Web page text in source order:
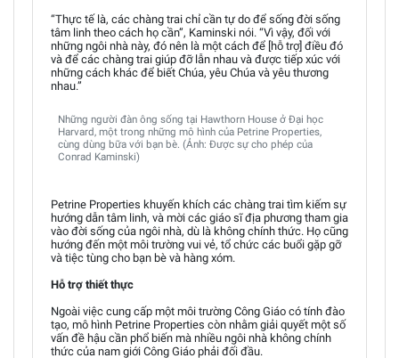
“Thực tế là, các chàng trai chỉ cần tự do để sống đời sống
tâm linh theo cách họ cần”, Kaminski nói. “Vì vậy, đối với
những ngôi nhà này, đó nên là một cách để [hỗ trợ] điều đó
và để các chàng trai giúp đỡ lẫn nhau và được tiếp xúc với
những cách khác để biết Chúa, yêu Chúa và yêu thương
nhau.”
Những người đàn ông sống tại Hawthorn House ở Đại học
Harvard, một trong những mô hình của Petrine Properties,
cùng dùng bữa với bạn bè. (Ảnh: Được sự cho phép của
Conrad Kaminski)
Petrine Properties khuyến khích các chàng trai tìm kiếm sự
hướng dẫn tâm linh, và mời các giáo sĩ địa phương tham gia
vào đời sống của ngôi nhà, dù là không chính thức. Họ cũng
hướng đến một môi trường vui vẻ, tổ chức các buổi gặp gỡ
và tiệc tùng cho bạn bè và hàng xóm.
Hỗ trợ thiết thực
Ngoài việc cung cấp một môi trường Công Giáo có tính đào
tạo, mô hình Petrine Properties còn nhằm giải quyết một số
vấn đề hậu cần phổ biến mà nhiều ngôi nhà không chính
thức của nam giới Công Giáo phải đối đầu.